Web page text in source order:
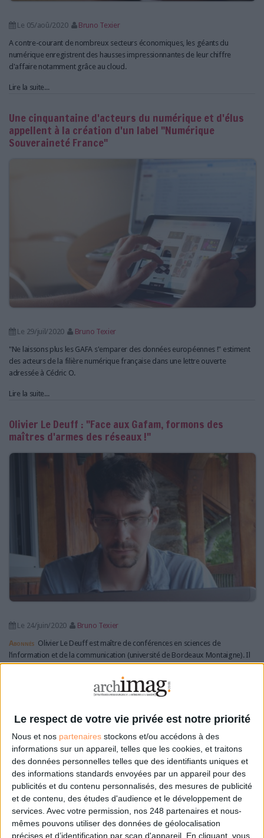
Le respect de votre vie privée est notre priorité
Nous et nos partenaires stockons et/ou accédons à des
informations sur un appareil, telles que les cookies, et traitons
des données personnelles telles que des identifiants uniques et
des informations standards envoyées par un appareil pour des
publicités et du contenu personnalisés, des mesures de publicité
et de contenu, des études d'audience et le développement de
services. Avec votre permission, nos 248 partenaires et nous-
mêmes pouvons utiliser des données de géolocalisation
précises et d’identification par scan d'appareil. En cliquant, vous
Le 05/aoû/2020
Bruno Texier
A contre-courant de nombreux secteurs économiques, les géants du
numérique enregistrent des hausses impressionnantes de leur chiffre
d'affaire notamment grâce au cloud.
Lire la suite...
Une cinquantaine d'acteurs du numérique et d'élus
appellent à la création d'un label "Numérique
Souveraineté France"
Le 29/juil/2020
Bruno Texier
"Ne laissons plus les GAFA s'emparer des données européennes !" estiment
des acteurs de la filière numérique française dans une lettre ouverte
adressée à Cédric O.
Lire la suite...
Olivier Le Deuff : "Face aux Gafam, formons des
maîtres d'armes des réseaux !"
Le 24/juin/2020
Bruno Texier
Abonnés Olivier Le Deuff est maître de conférences en sciences de
l’information et de la communication (université de Bordeaux Montaigne). Il
est également l’auteur de l’ouvrage "Riposte digitale, Pour des maîtres
d’armes des réseaux" (Édition Publie.net). Dans cet entretien, il...
Margrethe Vestager, une "Reine
viking" à la tête du numérique
européen